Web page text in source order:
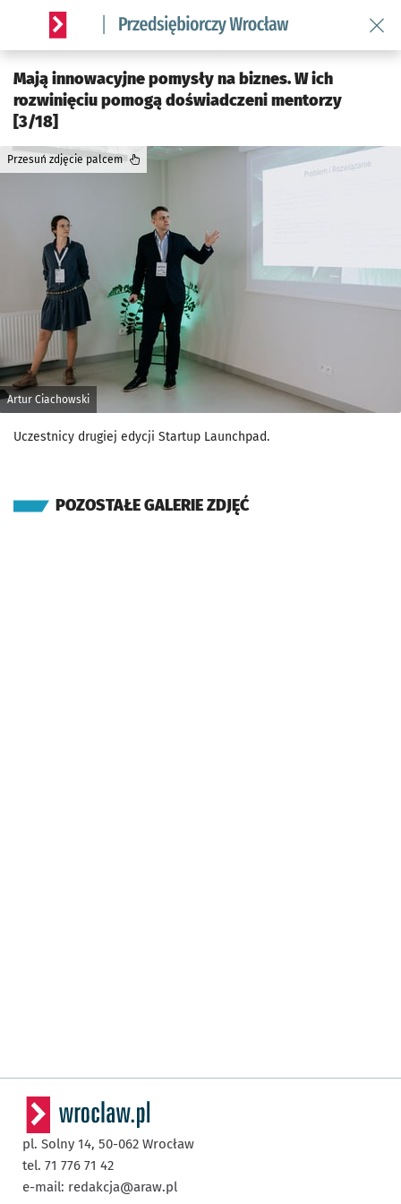
Serwis informacyjny wroclaw.pl podserwis: Strategia
Mają innowacyjne pomysły na biznes. W ich
rozwinięciu pomogą doświadczeni mentorzy
[3/18]
Artur Ciachowski
Przesuń zdjęcie palcem
Uczestnicy drugiej edycji Startup Launchpad.
POZOSTAŁE GALERIE ZDJĘĆ
pl. Solny 14, 50-062 Wrocław
tel. 71 776 71 42
e-mail: redakcja@araw.pl